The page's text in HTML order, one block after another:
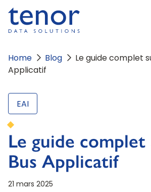
Home Blog
Le guide complet
Applicatif
EAI
Le guide complet
Bus Applicatif
21 mars 2025